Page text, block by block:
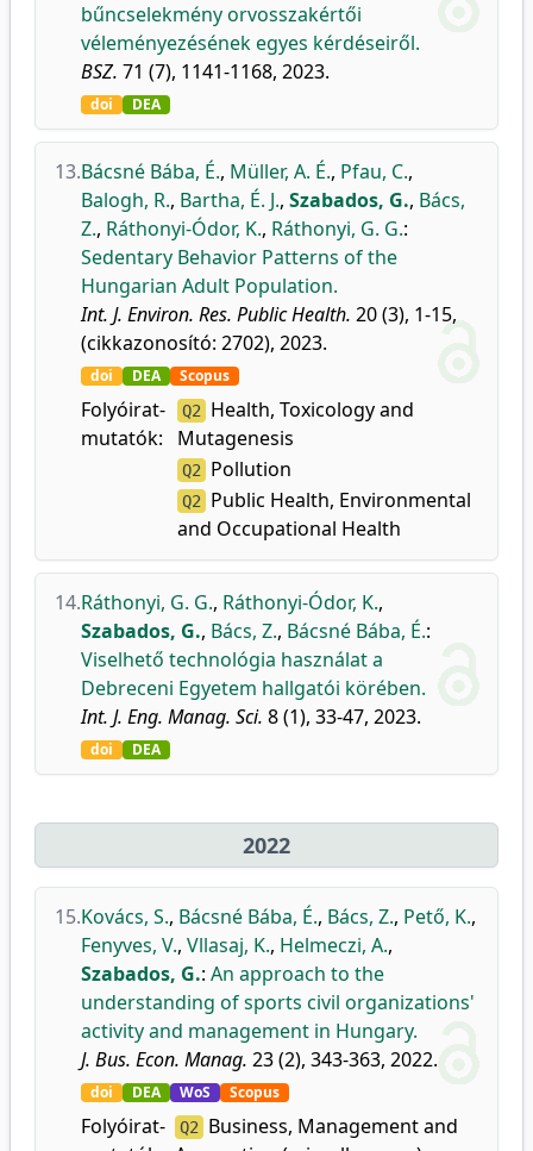
bűncselekmény orvosszakértői
véleményezésének egyes kérdéseiről.
BSZ. 71 (7), 1141-1168, 2023.
doi DEA
13.Bácsné Bába, É., Müller, A. É., Pfau, C.,
Balogh, R., Bartha, É. J., Szabados, G., Bács,
Z., Ráthonyi-Ódor, K., Ráthonyi, G. G.:
Sedentary Behavior Patterns of the
Hungarian Adult Population.
Int. J. Environ. Res. Public Health. 20 (3), 1-15,
(cikkazonosító: 2702), 2023.
doi DEA Scopus
Folyóirat-
mutatók:
Q2 Health, Toxicology and
Mutagenesis
Q2 Pollution
Q2 Public Health, Environmental
and Occupational Health
14.Ráthonyi, G. G., Ráthonyi-Ódor, K.,
Szabados, G., Bács, Z., Bácsné Bába, É.:
Viselhető technológia használat a
Debreceni Egyetem hallgatói körében.
Int. J. Eng. Manag. Sci. 8 (1), 33-47, 2023.
doi DEA
2022
15.Kovács, S., Bácsné Bába, É., Bács, Z., Pető, K.,
Fenyves, V., Vllasaj, K., Helmeczi, A.,
Szabados, G.: An approach to the
understanding of sports civil organizations'
activity and management in Hungary.
J. Bus. Econ. Manag. 23 (2), 343-363, 2022.
doi DEA WoS Scopus
Folyóirat-
Q2
Business, Management and